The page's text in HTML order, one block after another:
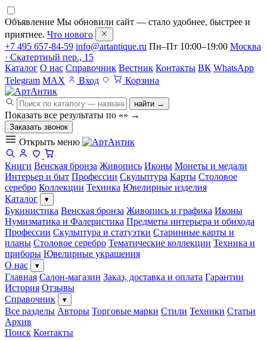
Объявление Мы обновили сайт — стало удобнее, быстрее и
приятнее. Что нового
+7 495 657-84-59 info@artantique.ru Пн–Пт 10:00–19:00 Москва
· Скатертный пер., 15
Каталог О нас Справочник Вестник Контакты ВК WhatsApp
Telegram MAX Вход Корзина
найти →
Показать все результаты по «» →
Заказать звонок
Открыть меню
Книги Венская бронза Живопись Иконы Монеты и медали
Интерьер и быт Профессии Скульптура Карты Столовое
серебро Коллекции Техника Ювелирные изделия
Каталог
▾
Букинистика Венская бронза Живопись и графика Иконы
Нумизматика и Фалеристика Предметы интерьера и обихода
Профессии Скульптура и статуэтки Старинные карты и
планы Столовое серебро Тематические коллекции Техника и
приборы Ювелирные украшения
О нас
▾
Главная Салон-магазин Заказ, доставка и оплата Гарантии
История Отзывы
Справочник
▾
Все разделы Авторы Торговые марки Стили Техники Статьи
Архив
Поиск Контакты